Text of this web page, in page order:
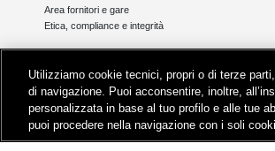
Area fornitori e gare
Etica, compliance e integrità
Link
Orio al Serio Airlink
Padova - Cortina Link
Livigno Link
Assistenza
Utilizziamo cookie tecnici, propri o di terze
di navigazione. Puoi acconsentire, inoltre,
personalizzata in base al tuo profilo e alle tue
puoi procedere nella navigazione con i soli